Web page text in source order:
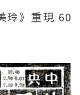
玲》重現 60